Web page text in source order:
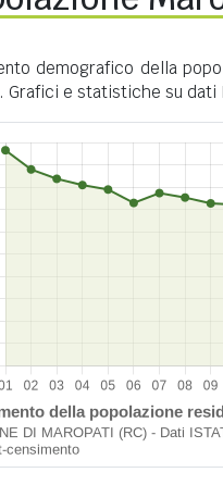
demografico della
Grafici e statistiche su dati